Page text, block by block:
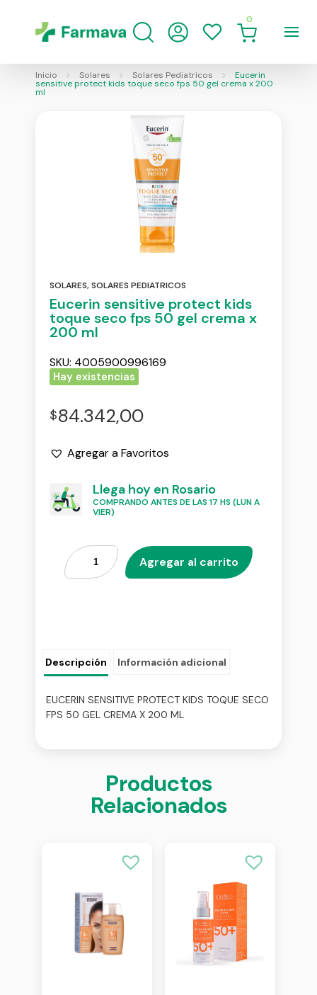
0
Inicio Solares Solares Pediatricos Eucerin
sensitive protect kids toque seco fps 50 gel crema x 200
ml
SOLARES,SOLARES PEDIATRICOS
Eucerin sensitive protect kids
toque seco fps 50 gel crema x
200 ml
SKU: 4005900996169
Hay existencias
$84.342,00
Agregar a Favoritos
Llega hoy en Rosario
COMPRANDO ANTES DE LAS 17 HS (LUN A
VIER)
Agregar al carrito
Descripción Información adicional
EUCERIN SENSITIVE PROTECT KIDS TOQUE SECO
FPS 50 GEL CREMA X 200 ML
Productos
Relacionados